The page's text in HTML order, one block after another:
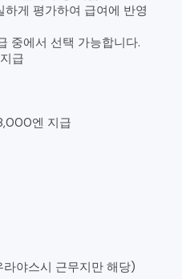
게 평가하여 급여에 반영
중에서 선택 가능합니다.
급
엔 지급
야스시 근무지만 해당)